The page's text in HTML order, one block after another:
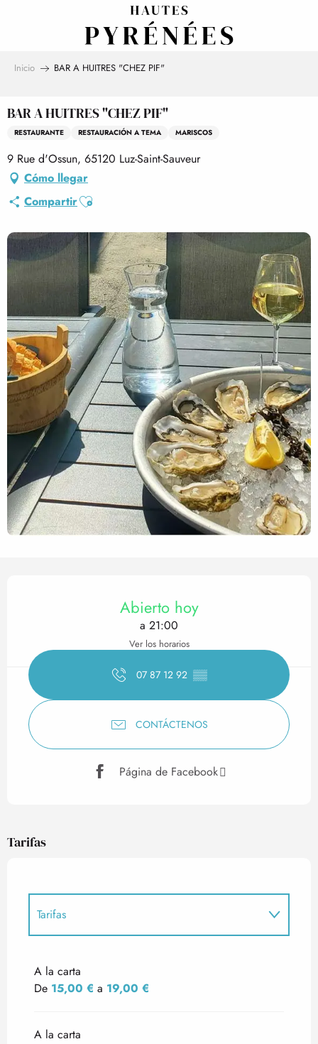
Inicio BAR A HUITRES "CHEZ PIF"
BAR A HUITRES "CHEZ PIF"
RESTAURANTE RESTAURACIÓN A TEMA MARISCOS
9 Rue d'Ossun, 65120 Luz-Saint-Sauveur
Cómo llegar
CompartirAjouter aux favoris
Horarios y datos de
Abierto hoy
a 21:00
Ver los horarios
07 87 12 92 ▒▒
CONTÁCTENOS
Página de Facebook
Tarifas
Tarifas
A la carta
De 15,00 € a 19,00 €
A la carta